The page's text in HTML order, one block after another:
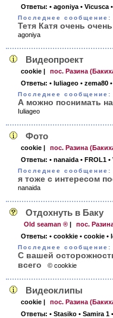
Ответы: • agoniya • Vicusca
Последнее сообщение:
Тетя Катя очень
agoniya
Видеопроект
cookie |
пос. Разина
Ответы: • Iuliageo • zema80
Последнее сообщение:
А можно поснимать
Iuliageo
Фото
cookie |
пос. Разина
Ответы: • nanaida • FROL1 •
Последнее сообщение:
я тоже с интересом
nanaida
Отдохнуть в Баку
Old seaman ® |
пос.
Ответы: • cookkie • cookie •
Последнее сообщение:
С вашей
всего
© cookkie
Видеоклипы
cookie |
пос. Разина
Ответы: • Stasiko • Samira 1